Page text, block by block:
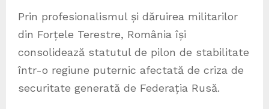
Prin profesionalismul și dăruirea militarilor
din Forțele Terestre, România își
consolidează statutul de pilon de stabilitate
într-o regiune puternic afectată de criza de
securitate generată de Federația Rusă.